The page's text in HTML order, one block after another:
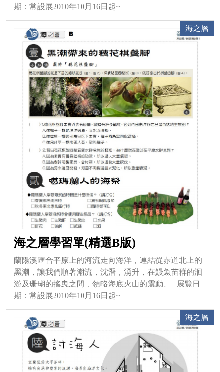
期：常設展2010年10月16日起~
海之層
海之層學習單(精選B版)
蘭陽溪匯合平原上的河流走向海洋，連結從赤道北上的
黑潮，讓我們順著潮流，沈潛，湧升，在鰻魚苗群的洄
游及珊瑚的搖曳之間，領略海底火山的震動。 展覽日
期：常設展2010年10月16日起~
海之層